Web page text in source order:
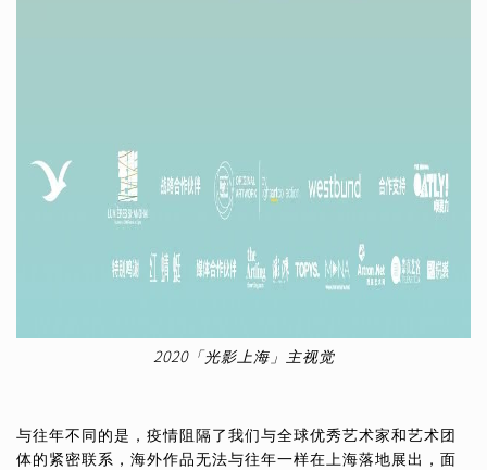
2020「光影上海」主视觉
与往年不同的是，疫情阻隔了我们与全球优秀艺术家和艺术团
体的紧密联系，海外作品无法与往年一样在上海落地展出，面